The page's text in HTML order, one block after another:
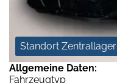
Standort Zentrallager
Allgemeine Daten:
Fahrzeugtyp